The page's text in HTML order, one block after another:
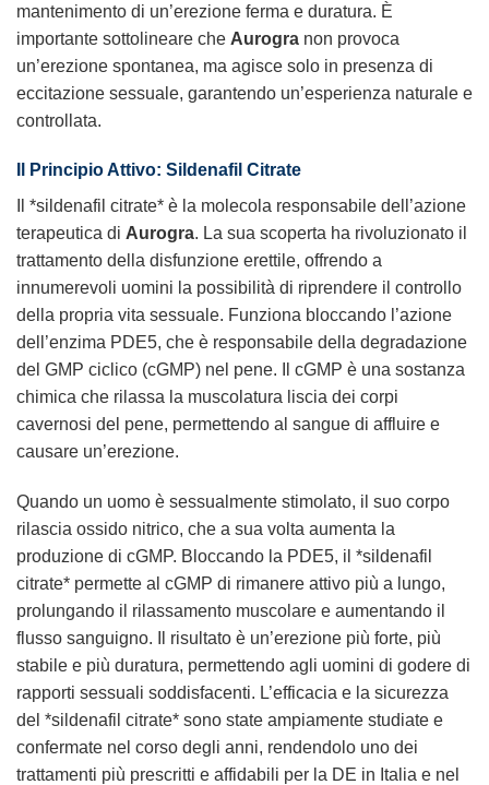
mantenimento di un’erezione ferma e duratura. È
importante sottolineare che Aurogra non provoca
un’erezione spontanea, ma agisce solo in presenza di
eccitazione sessuale, garantendo un’esperienza naturale e
controllata.
Il Principio Attivo: Sildenafil Citrate
Il *sildenafil citrate* è la molecola responsabile dell’azione
terapeutica di Aurogra. La sua scoperta ha rivoluzionato il
trattamento della disfunzione erettile, offrendo a
innumerevoli uomini la possibilità di riprendere il controllo
della propria vita sessuale. Funziona bloccando l’azione
dell’enzima PDE5, che è responsabile della degradazione
del GMP ciclico (cGMP) nel pene. Il cGMP è una sostanza
chimica che rilassa la muscolatura liscia dei corpi
cavernosi del pene, permettendo al sangue di affluire e
causare un’erezione.
Quando un uomo è sessualmente stimolato, il suo corpo
rilascia ossido nitrico, che a sua volta aumenta la
produzione di cGMP. Bloccando la PDE5, il *sildenafil
citrate* permette al cGMP di rimanere attivo più a lungo,
prolungando il rilassamento muscolare e aumentando il
flusso sanguigno. Il risultato è un’erezione più forte, più
stabile e più duratura, permettendo agli uomini di godere di
rapporti sessuali soddisfacenti. L’efficacia e la sicurezza
del *sildenafil citrate* sono state ampiamente studiate e
confermate nel corso degli anni, rendendolo uno dei
trattamenti più prescritti e affidabili per la DE in Italia e nel